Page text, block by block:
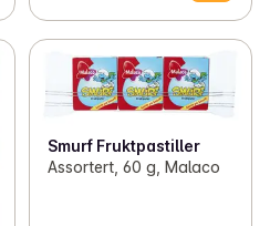
Smurf Fruktpastiller
Assortert, 60 g, Malaco